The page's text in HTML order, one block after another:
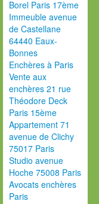
Borel Paris 17ème
Immeuble avenue
de Castellane
64440 Eaux-
Bonnes
Enchères à Paris
Vente aux
enchères 21 rue
Théodore Deck
Paris 15ème
Appartement 71
avenue de Clichy
75017 Paris
Studio avenue
Hoche 75008 Paris
Avocats enchères
Paris